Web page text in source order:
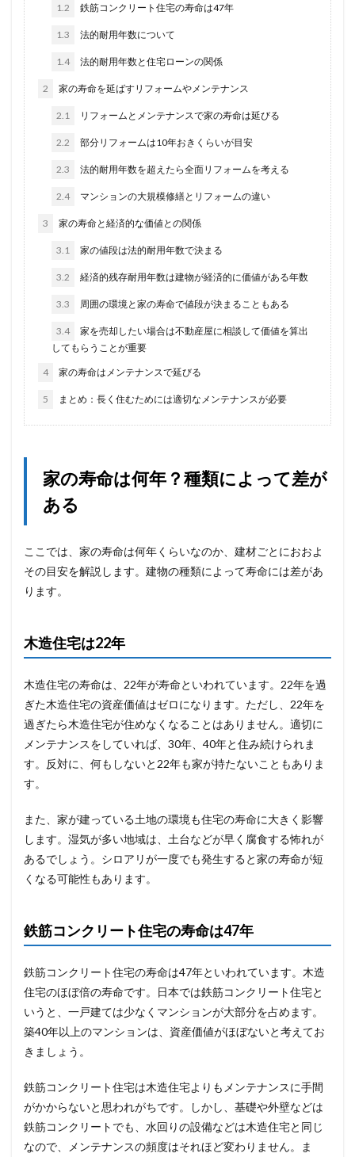
1.2 鉄筋コンクリート住宅の寿命は47年
1.3 法的耐用年数について
1.4 法的耐用年数と住宅ローンの関係
2 家の寿命を延ばすリフォームやメンテナンス
2.1 リフォームとメンテナンスで家の寿命は延びる
2.2 部分リフォームは10年おきくらいが目安
2.3 法的耐用年数を超えたら全面リフォームを考える
2.4 マンションの大規模修繕とリフォームの違い
3 家の寿命と経済的な価値との関係
3.1 家の値段は法的耐用年数で決まる
3.2 経済的残存耐用年数は建物が経済的に価値がある年数
3.3 周囲の環境と家の寿命で値段が決まることもある
3.4
家を売却したい場合は不動産屋に相談して価値を算出
してもらうことが重要
4 家の寿命はメンテナンスで延びる
5 まとめ：長く住むためには適切なメンテナンスが必要
家の寿命は何年？種類によって差が
ある
ここでは、家の寿命は何年くらいなのか、建材ごとにおおよ
その目安を解説します。建物の種類によって寿命には差があ
ります。
木造住宅は22年
木造住宅の寿命は、22年が寿命といわれています。22年を過
ぎた木造住宅の資産価値はゼロになります。ただし、22年を
過ぎたら木造住宅が住めなくなることはありません。適切に
メンテナンスをしていれば、30年、40年と住み続けられま
す。反対に、何もしないと22年も家が持たないこともありま
す。
また、家が建っている土地の環境も住宅の寿命に大きく影響
します。湿気が多い地域は、土台などが早く腐食する怖れが
あるでしょう。シロアリが一度でも発生すると家の寿命が短
くなる可能性もあります。
鉄筋コンクリート住宅の寿命は47年
鉄筋コンクリート住宅の寿命は47年といわれています。木造
住宅のほぼ倍の寿命です。日本では鉄筋コンクリート住宅と
いうと、一戸建ては少なくマンションが大部分を占めます。
築40年以上のマンションは、資産価値がほぼないと考えてお
きましょう。
鉄筋コンクリート住宅は木造住宅よりもメンテナンスに手間
がかからないと思われがちです。しかし、基礎や外壁などは
鉄筋コンクリートでも、水回りの設備などは木造住宅と同じ
なので、メンテナンスの頻度はそれほど変わりません。ま